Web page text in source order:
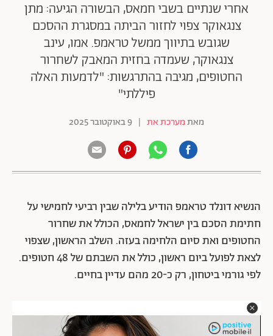
אחרי שנתיים בשבי חמאס, הבשורה הגיעה: מתן
צנגאוקר צפוי לחזור הביתה במסגרת ההסכם
שגובש בתיווך ממשל טראמפ. אמו, עינב
צנגאוקר, שעמדה בחזית המאבק לשחרור
החטופים, מגיבה בהתרגשות: "לדמעות האלה
פיללתי"
מאתמערכת את | 9 באוקטובר 2025
הנשיא דונלד טראמפ הודיע בלילה שבין רביעי לחמישי על
חתימת הסכם בין ישראל לחמאס, הכולל את שחרור
החטופים ואת סיום הלחימה בעזה. השלב הראשון, שצפוי
לצאת לפועל ביום ראשון, כולל את השבתם של 48 חטופים.
לפי גורמי ביטחון, רק כ-20 מהם עדיין בחיים.